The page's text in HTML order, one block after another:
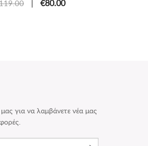
| €80.00
για να λαμβάνετε νέα μας